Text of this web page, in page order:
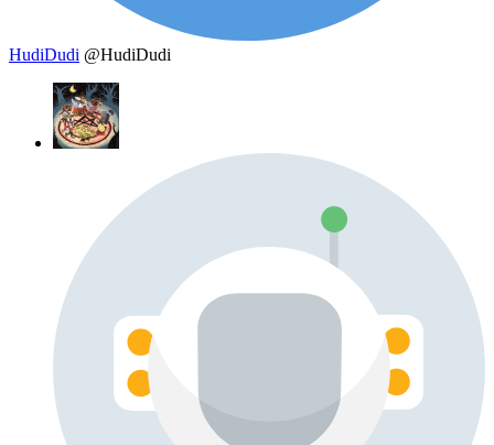
HudiDudi @HudiDudi